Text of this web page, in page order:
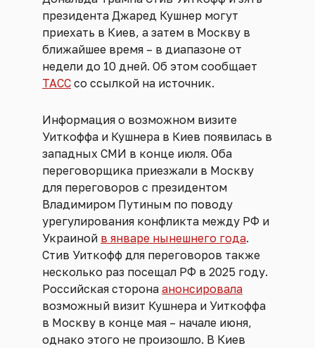
президента Джаред Кушнер могут
приехать в Киев, а затем в Москву в
ближайшее время – в диапазоне от
недели до 10 дней. Об этом сообщает
ТАСС со ссылкой на источник.
Информация о возможном визите
Уиткоффа и Кушнера в Киев появилась в
западных СМИ в конце июля. Оба
переговорщика приезжали в Москву
для переговоров с президентом
Владимиром Путиным по поводу
урегулирования конфликта между РФ и
Украиной в январе нынешнего года.
Стив Уиткофф для переговоров также
несколько раз посещал РФ в 2025 году.
Российская сторона анонсировала
возможный визит Кушнера и Уиткоффа
в Москву в конце мая – начале июня,
однако этого не произошло. В Киев